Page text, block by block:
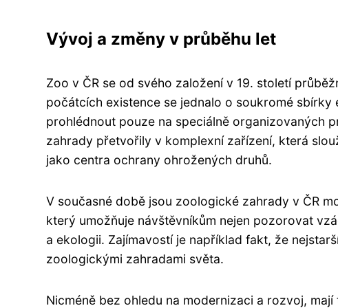
Vývoj a změny v průběhu let
Zoo v ČR se od svého založení v 19. století
počátcích existence se jednalo o soukromé
prohlédnout pouze na speciálně organizovaných
zahrady přetvořily v komplexní zařízení, která
jako centra ochrany ohrožených druhů.
V současné době jsou zoologické zahrady v ČR
který umožňuje návštěvníkům nejen pozorovat
a ekologii. Zajímavostí je například fakt, že
zoologickými zahradami světa.
Nicméně bez ohledu na modernizaci a rozvoj,